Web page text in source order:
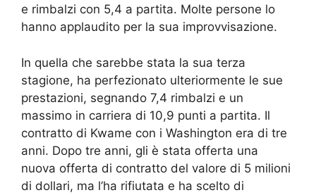
e rimbalzi con 5,4 a partita. Molte persone lo
hanno applaudito per la sua improvvisazione.
In quella che sarebbe stata la sua terza
stagione, ha perfezionato ulteriormente le sue
prestazioni, segnando 7,4 rimbalzi e un
massimo in carriera di 10,9 punti a partita. Il
contratto di Kwame con i Washington era di tre
anni. Dopo tre anni, gli è stata offerta una
nuova offerta di contratto del valore di 5 milioni
di dollari, ma l’ha rifiutata e ha scelto di